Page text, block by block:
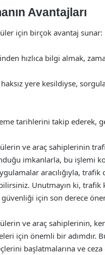
Avantajları
için birçok avantaj sunar:
hızlıca bilgi almak,
yere kesildiyse,
tarihlerini takip ederek,
ve araç sahiplerinin
imkanlarla, bu işlemi
aracılığıyla, trafik
Unutmayın ki, trafik
için son derece
ve araç sahiplerinin,
için önemli bir adımdır.
başlatmalarına ve